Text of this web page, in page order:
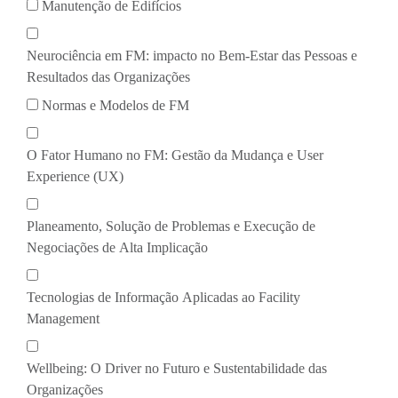
Manutenção de Edifícios
Neurociência em FM: impacto no Bem-Estar das Pessoas e
Resultados das Organizações
Normas e Modelos de FM
O Fator Humano no FM: Gestão da Mudança e User
Experience (UX)
Planeamento, Solução de Problemas e Execução de
Negociações de Alta Implicação
Tecnologias de Informação Aplicadas ao Facility
Management
Wellbeing: O Driver no Futuro e Sustentabilidade das
Organizações